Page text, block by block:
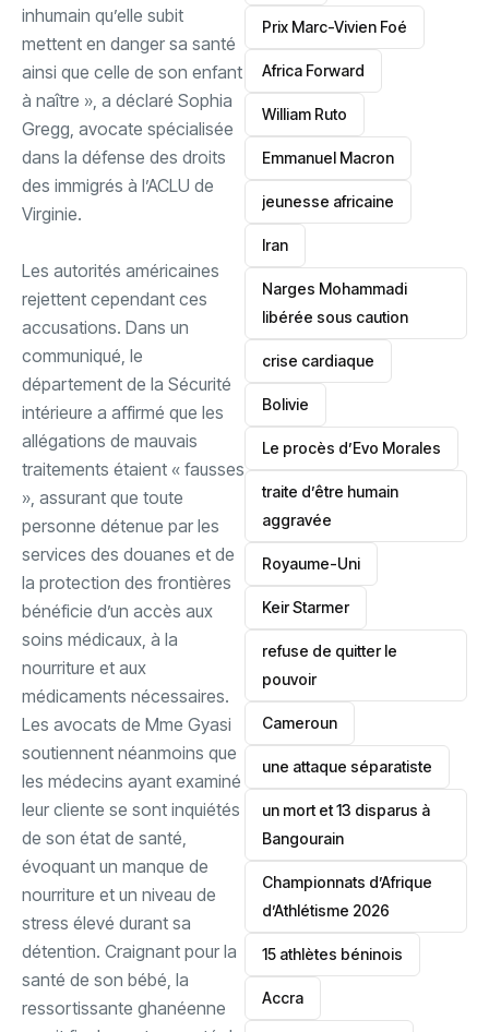
inhumain qu’elle subit
mettent en danger sa santé
ainsi que celle de son enfant
à naître », a déclaré Sophia
Gregg, avocate spécialisée
dans la défense des droits
des immigrés à l’ACLU de
Virginie.
‎Les autorités américaines
rejettent cependant ces
accusations. Dans un
communiqué, le
département de la Sécurité
intérieure a affirmé que les
allégations de mauvais
traitements étaient « fausses
», assurant que toute
personne détenue par les
services des douanes et de
la protection des frontières
bénéficie d’un accès aux
soins médicaux, à la
nourriture et aux
médicaments nécessaires.
‎Les avocats de Mme Gyasi
soutiennent néanmoins que
les médecins ayant examiné
leur cliente se sont inquiétés
de son état de santé,
évoquant un manque de
nourriture et un niveau de
stress élevé durant sa
détention. ‎Craignant pour la
santé de son bébé, la
ressortissante ghanéenne
Prix Marc-Vivien Foé
‎Africa Forward
William Ruto
Emmanuel Macron
jeunesse africaine
‎Iran
Narges Mohammadi
libérée sous caution
crise cardiaque
‎Bolivie
Le procès d’Evo Morales
traite d’être humain
aggravée
‎Royaume-Uni
Keir Starmer
refuse de quitter le
pouvoir
‎Cameroun
une attaque séparatiste
un mort et 13 disparus à
Bangourain
‎Championnats d’Afrique
d’Athlétisme 2026
15 athlètes béninois
Accra